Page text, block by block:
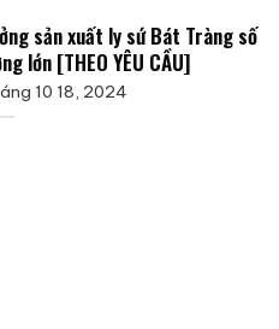
sản xuất ly sứ Bát Tràng số
lớn [THEO YÊU CẦU]
10 18, 2024